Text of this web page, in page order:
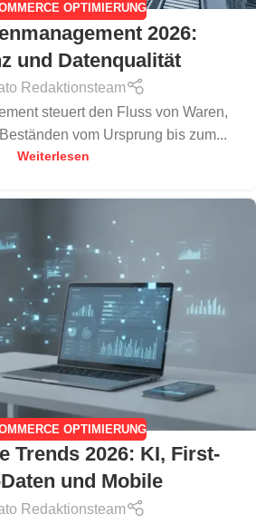
OPTIMIERUNG
2026:
und Datenqualität
Redaktionsteam
steuert den Fluss von Waren,
vom Ursprung bis zum...
Weiterlesen
OPTIMIERUNG
Trends 2026: KI, First-
und Mobile
Redaktionsteam